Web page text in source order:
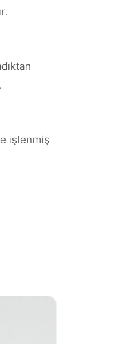
işlenmiş